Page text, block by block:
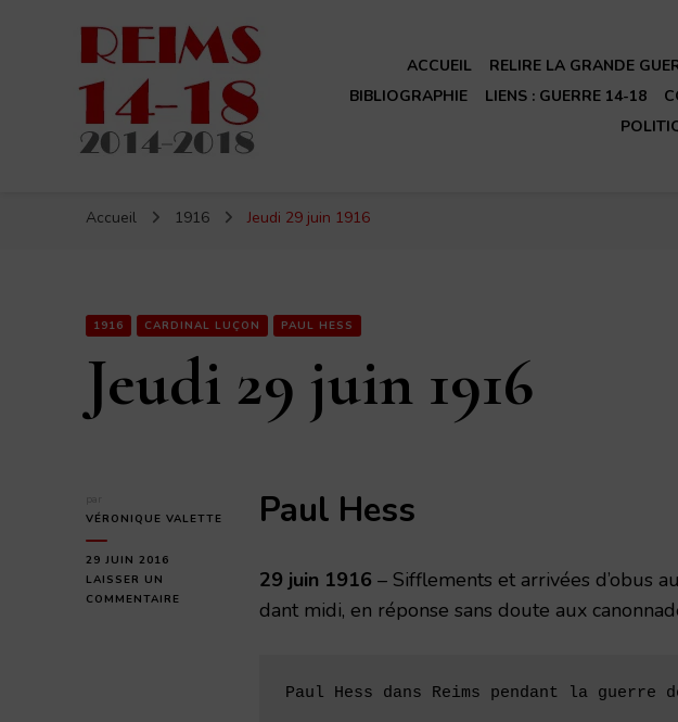
ACCUEIL RELIRE LA GRANDE
BIBLIOGRAPHIE
LIENS : GUERRE 14-18
Accueil 1916 Jeudi 29 juin 1916
1916 CARDINAL LUÇON PAUL HESS
Jeudi 29 juin 1916
VÉRONIQUE VALETTE
29 JUIN 2016
LAISSER UN
COMMENTAIRE
Paul Hess
29 juin 1916 – Sifflements et arrivées d’obus
dant midi, en réponse sans doute aux
Paul Hess dans Reims pendant la guerre